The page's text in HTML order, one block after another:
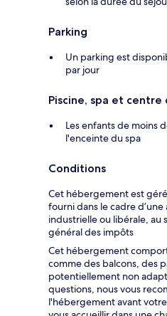
Parking
Un parking est
par jour
Piscine, spa et
Les enfants de moins
l'enceinte du spa
Conditions
Cet hébergement est
fourni dans le cadre
industrielle ou libérale, au
général des impôts
Cet hébergement
comme des balcons, des
potentiellement non
questions, nous vous
l'hébergement avant